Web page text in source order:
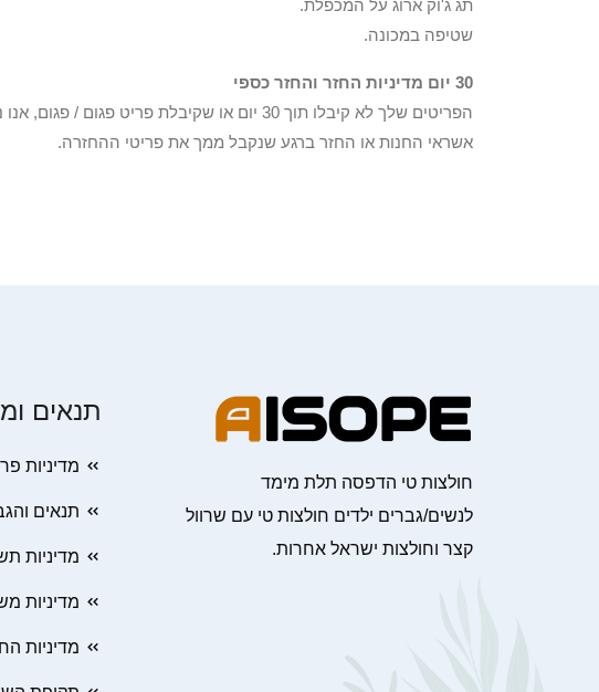
תג ג'וק ארוג על המכפלת.
שטיפה במכונה.
30 יום מדיניות החזר והחזר כספי
הפריטים שלך לא קיבלו תוך 30 יום או
אשראי החנות או החזר ברגע שנקבל ממך את פריטי ההחזרה.
חולצות טי הדפסה תלת מימד
לנשים/גברים ילדים חולצות טי עם שרוול
קצר וחולצות ישראל אחרות.
תנאים
מדיניות
תנאים
מדיניות
מדיניות
מדיניות